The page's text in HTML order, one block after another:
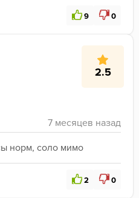
9 0
2.5
норм, соло мимо
2 0